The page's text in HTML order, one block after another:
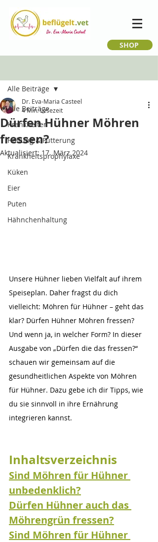
SHOP
Alle Beiträge
Krankheiten
Haltung & Fütterung
Krankheitsprophylaxe
Küken
Eier
Puten
Hähnchenhaltung
Alle Beiträge
Dürfen Hühner Möhren
fressen?
Dr. Eva-Maria Casteel
4 Min. Lesezeit
Aktualisiert:17. März 2024
Unsere Hühner lieben Vielfalt auf ihrem
Speiseplan. Daher fragst du dich
vielleicht: Möhren für Hühner – geht das
klar? Dürfen Hühner Möhren fressen?
Und wenn ja, in welcher Form? In dieser
Ausgabe von „Dürfen die das fressen?“
schauen wir gemeinsam auf die
gesundheitlichen Aspekte von Möhren
für Hühner. Dazu gebe ich dir Tipps, wie
du sie sinnvoll in ihre Ernährung
integrieren kannst.
Inhaltsverzeichnis
Sind Möhren für Hühner
unbedenklich?
Dürfen Hühner auch das
Möhrengrün fressen?
Sind Möhren für Hühner